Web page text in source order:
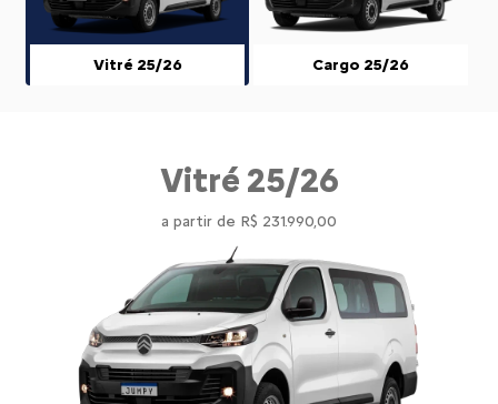
Vitré 25/26 Cargo 25/26
Vitré 25/26
a partir de R$ 231.990,00